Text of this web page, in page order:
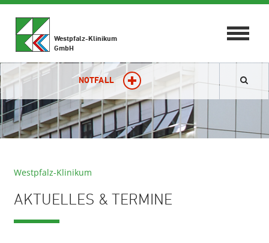
Toggle
Westpfalz-Klinikum
GmbH
NOTFALL
Westpfalz-Klinikum
AKTUELLES & TERMINE